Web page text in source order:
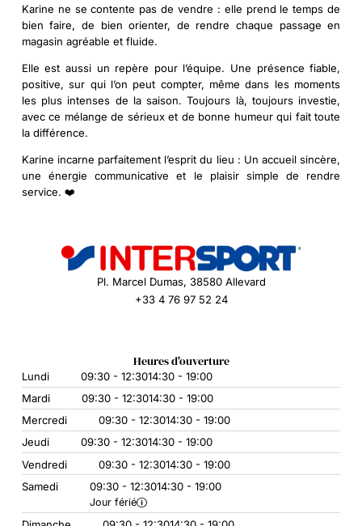
Karine ne se contente pas de vendre : elle prend le temps de
bien faire, de bien orienter, de rendre chaque passage en
magasin agréable et fluide.
Elle est aussi un repère pour l’équipe. Une présence fiable,
positive, sur qui l’on peut compter, même dans les moments
les plus intenses de la saison. Toujours là, toujours investie,
avec ce mélange de sérieux et de bonne humeur qui fait toute
la différence.
Karine incarne parfaitement l’esprit du lieu : Un accueil sincère,
une énergie communicative et le plaisir simple de rendre
service. ❤️
Pl. Marcel Dumas, 38580 Allevard
+33 4 76 97 52 24
Heures d'ouverture
Lundi 09:30 - 12:3014:30 - 19:00
Mardi
09:30 - 12:3014:30 - 19:00
Mercredi
09:30 - 12:3014:30 - 19:00
Jeudi
09:30 - 12:3014:30 - 19:00
Vendredi
09:30 - 12:3014:30 - 19:00
Samedi
09:30 - 12:3014:30 - 19:00
Jour férié